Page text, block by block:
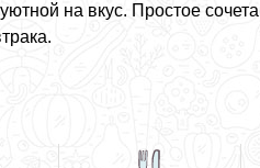
на вкус. Простое